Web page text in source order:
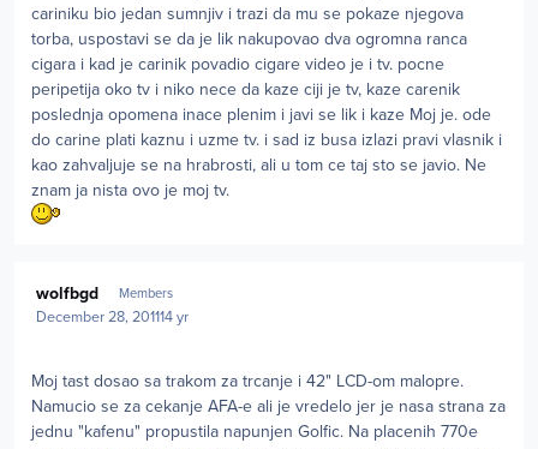
cariniku bio jedan sumnjiv i trazi da mu se pokaze njegova
torba, uspostavi se da je lik nakupovao dva ogromna ranca
cigara i kad je carinik povadio cigare video je i tv. pocne
peripetija oko tv i niko nece da kaze ciji je tv, kaze carenik
poslednja opomena inace plenim i javi se lik i kaze Moj je. ode
do carine plati kaznu i uzme tv. i sad iz busa izlazi pravi vlasnik i
kao zahvaljuje se na hrabrosti, ali u tom ce taj sto se javio. Ne
znam ja nista ovo je moj tv.
wolfbgd Members
December 28, 201114 yr
Moj tast dosao sa trakom za trcanje i 42" LCD-om malopre.
Namucio se za cekanje AFA-e ali je vredelo jer je nasa strana za
jednu "kafenu" propustila napunjen Golfic. Na placenih 770e